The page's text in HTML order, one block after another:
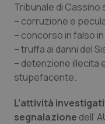
Provincia
Puglia
Sardegna
Sicilia
Ipertensione &
Malattie rare
Malattia di
Neuroscienze
Tribunale di Cassino
– corruzione e
– concorso in falso
– truffa ai danni del
– detenzione illecita
stupefacente.
L’attività
segnalazione dell’